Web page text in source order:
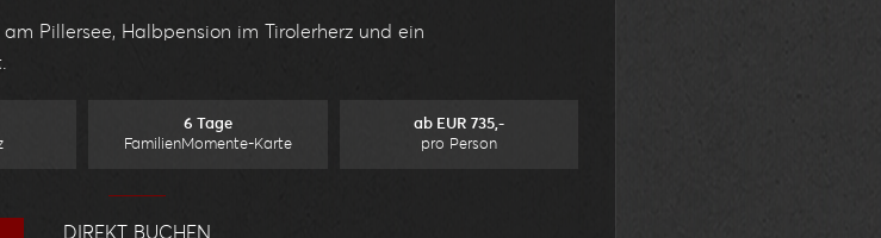
Pillersee, Halbpension im Tirolerherz und ein
6 Tage
FamilienMomente-Karte
ab EUR 735,-
pro Person
DIREKT BUCHEN